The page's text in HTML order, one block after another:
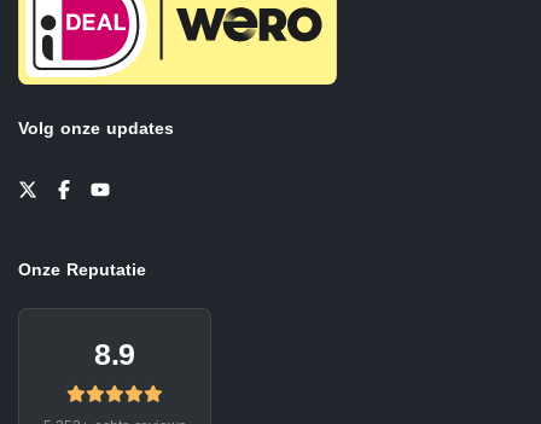
Volg onze updates
Onze Reputatie
8.9